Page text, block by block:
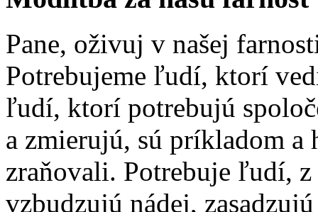
Pane, oživuj v našej
Potrebujeme ľudí, ktorí
ľudí, ktorí potrebujú
a zmierujú, sú príkladom a
zraňovali. Potrebuje ľudí,
vzbudzujú nádej,